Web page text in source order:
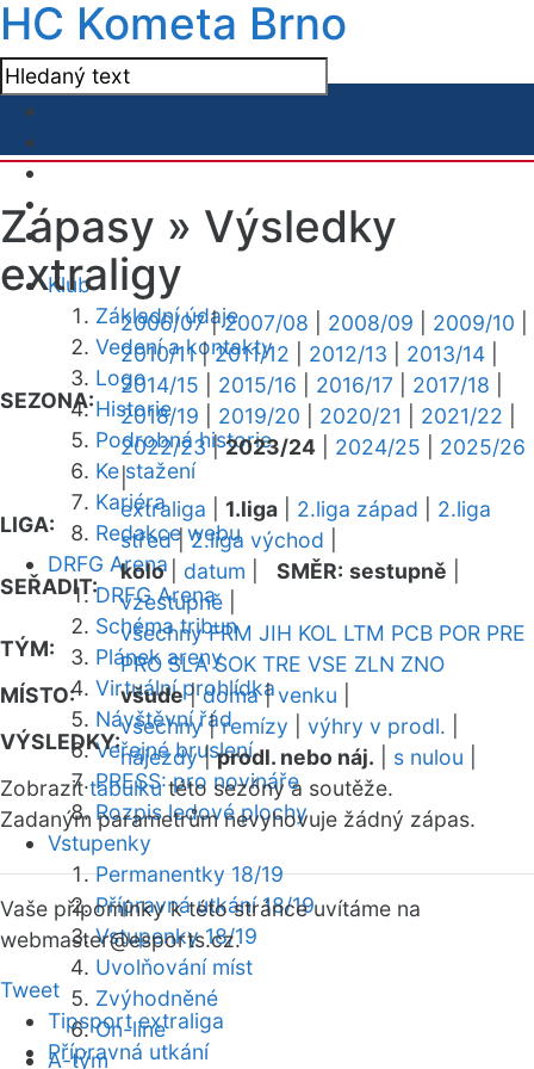
HC Kometa Brno
Klub
Základní údaje
Vedení a kontakty
Logo
Historie
Podrobná historie
Ke stažení
Kariéra
Redakce webu
DRFG Arena
DRFG Arena
Schéma tribun
Plánek areny
Virtuální prohlídka
Návštěvní řád
Veřejné bruslení
PRESS: pro novináře
Rozpis ledové plochy
Vstupenky
Permanentky 18/19
Přípravná utkání 18/19
Vstupenky 18/19
Uvolňování míst
Zvýhodněné
On-line
A-tým
Zápasy » Výsledky
extraligy
SEZONA:
2006/07|2007/08 2008/09 2009/10
2010/11|2011/12 2012/13 2013/14
2014/15
2015/16 2016/17 2017/18
2018/19
2019/20 2020/21 2021/22
2022/23|2023/24 2024/25
2025/26
|
LIGA:
extraliga 1.liga 2.liga západ
2.liga
střed|2.liga východ
SEŘADIT:
kolo| datum SMĚR: sestupně
vzestupně
TÝM:
všechny FRM JIH KOL LTM PCB POR PRE
PRO SLA SOK TRE VSE ZLN ZNO
MÍSTO:
všude|doma|venku
VÝSLEDKY:
všechny|remízy výhry v prodl.
nájezdy|prodl. nebo náj. s nulou
Zobrazittabulkutéto sezóny a soutěže.
Zadaným parametrům nevyhovuje žádný zápas.
Vaše připomínky k této stránce uvítáme na
webmaster@esports.cz.
Tweet
Tipsport extraliga
Přípravná utkání